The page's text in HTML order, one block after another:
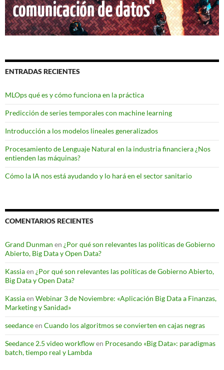
ENTRADAS RECIENTES
MLOps qué es y cómo funciona en la práctica
Predicción de series temporales con machine learning
Introducción a los modelos lineales generalizados
Procesamiento de Lenguaje Natural en la industria financiera ¿Nos
entienden las máquinas?
Cómo la IA nos está ayudando y lo hará en el sector sanitario
COMENTARIOS RECIENTES
Grand Dunman en ¿Por qué son relevantes las políticas de Gobierno
Abierto, Big Data y Open Data?
Kassiaen ¿Por qué son relevantes las políticas de Gobierno Abierto,
Big Data y Open Data?
Kassiaen Webinar 3 de Noviembre: «Aplicación Big Data a Finanzas,
Marketing y Sanidad»
seedanceen Cuando los algoritmos se convierten en cajas negras
Seedance 2.5 video workflowen Procesando «Big Data»: paradigmas
batch, tiempo real y Lambda